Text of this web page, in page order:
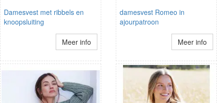
Damesvest met ribbels en
knoopsluiting
Meer info
damesvest Romeo in
ajourpatroon
Meer info